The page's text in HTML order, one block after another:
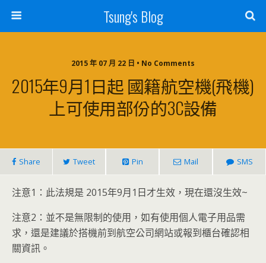
Tsung's Blog
2015 年 07 月 22 日 • No Comments
2015年9月1日起 國籍航空機(飛機)
上可使用部份的3C設備
Share Tweet Pin Mail SMS
注意1：此法規是 2015年9月1日才生效，現在還沒生效~
注意2：並不是無限制的使用，如有使用個人電子用品需
求，還是建議於搭機前到航空公司網站或報到櫃台確認相
關資訊。